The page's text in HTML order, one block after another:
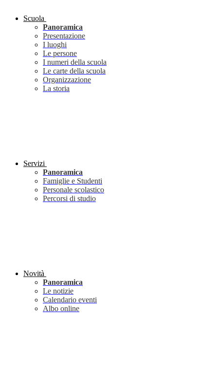
Scuola
Panoramica
Presentazione
I luoghi
Le persone
I numeri della scuola
Le carte della scuola
Organizzazione
La storia
Servizi
Panoramica
Famiglie e Studenti
Personale scolastico
Percorsi di studio
Novità
Panoramica
Le notizie
Calendario eventi
Albo online